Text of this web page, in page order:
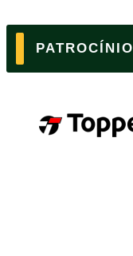
PATROCÍNIO